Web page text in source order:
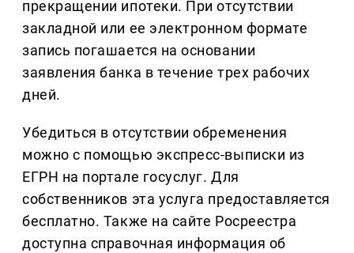
прекращении ипотеки. При отсутствии
закладной или ее электронном формате
запись погашается на основании
заявления банка в течение трех рабочих
дней.
Убедиться в отсутствии обременения
можно с помощью экспресс-выписки из
ЕГРН на портале госуслуг. Для
собственников эта услуга предоставляется
бесплатно. Также на сайте Росреестра
доступна справочная информация об